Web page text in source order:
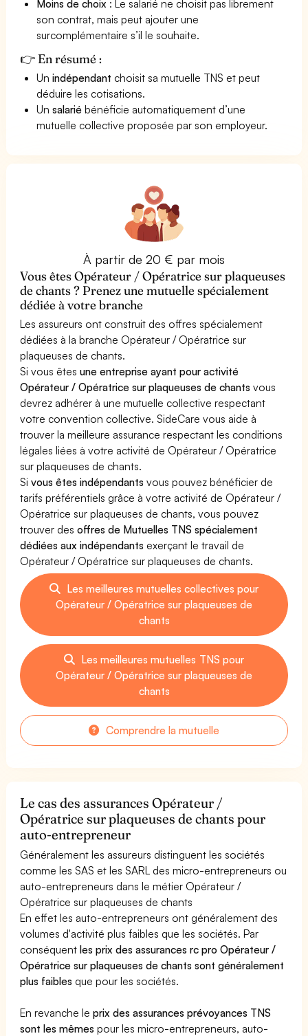
Moins de choix : Le salarié ne choisit pas librement
son contrat, mais peut ajouter une
surcomplémentaire s’il le souhaite.
👉 En résumé :
Unindépendant choisit sa mutuelle TNS et peut
déduire les cotisations.
Unsalarié bénéficie automatiquement d’une
mutuelle collective proposée par son employeur.
À partir de 20 € par mois
Vous êtes Opérateur / Opératrice sur plaqueuses
de chants ? Prenez une mutuelle spécialement
dédiée à votre branche
Les assureurs ont construit des offres spécialement
dédiées à la branche Opérateur / Opératrice sur
plaqueuses de chants.
Si vous êtesune entreprise ayant pour activité
Opérateur / Opératrice sur plaqueuses de chants vous
devrez adhérer à une mutuelle collective respectant
votre convention collective. SideCare vous aide à
trouver la meilleure assurance respectant les conditions
légales liées à votre activité de Opérateur / Opératrice
sur plaqueuses de chants.
Sivous êtes indépendants vous pouvez bénéficier de
tarifs préférentiels grâce à votre activité de Opérateur /
Opératrice sur plaqueuses de chants, vous pouvez
trouver desoffres de Mutuelles TNS spécialement
dédiées aux indépendants exerçant le travail de
Opérateur / Opératrice sur plaqueuses de chants.
Les meilleures mutuelles collectives pour
Opérateur / Opératrice sur plaqueuses de
chants
Les meilleures mutuelles TNS pour
Opérateur / Opératrice sur plaqueuses de
chants
Comprendre la mutuelle
Le cas des assurances Opérateur /
Opératrice sur plaqueuses de chants pour
auto-entrepreneur
Généralement les assureurs distinguent les sociétés
comme les SAS et les SARL des micro-entrepreneurs ou
auto-entrepreneurs dans le métier Opérateur /
Opératrice sur plaqueuses de chants
En effet les auto-entrepreneurs ont généralement des
volumes d'activité plus faibles que les sociétés. Par
conséquentles prix des assurances rc pro Opérateur /
Opératrice sur plaqueuses de chants sont généralement
plus faibles que pour les sociétés.
En revanche leprix des assurances prévoyances TNS
sont les mêmes pour les micro-entrepreneurs, auto-